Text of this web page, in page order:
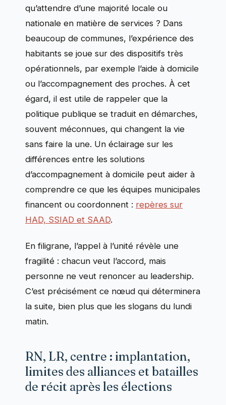
qu’attendre d’une majorité locale ou
nationale en matière de services ? Dans
beaucoup de communes, l’expérience des
habitants se joue sur des dispositifs très
opérationnels, par exemple l’aide à domicile
ou l’accompagnement des proches. À cet
égard, il est utile de rappeler que la
politique publique se traduit en démarches,
souvent méconnues, qui changent la vie
sans faire la une. Un éclairage sur les
différences entre les solutions
d’accompagnement à domicile peut aider à
comprendre ce que les équipes municipales
financent ou coordonnent : repères sur
HAD, SSIAD et SAAD.
En filigrane, l’appel à l’unité révèle une
fragilité : chacun veut l’accord, mais
personne ne veut renoncer au leadership.
C’est précisément ce nœud qui déterminera
la suite, bien plus que les slogans du lundi
matin.
RN, LR, centre : implantation,
limites des alliances et batailles
de récit après les élections